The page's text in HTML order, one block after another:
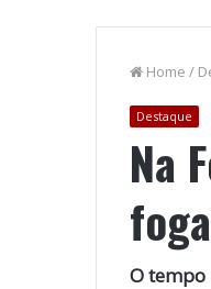
Home /
Destaque
Na
O tempo